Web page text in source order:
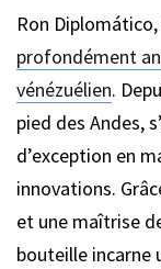
Ron
profondément
vénézuélien.
pied des Andes,
d’exception en
innovations.
et une maîtrise
bouteille incarne